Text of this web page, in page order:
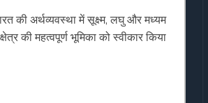
की अर्थव्यवस्था में सूक्ष्म, लघु और मध्यम
की महत्वपूर्ण भूमिका को स्वीकार किया